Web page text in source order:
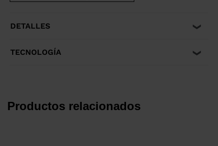
DETALLES
TECNOLOGÍA
Productos relacionados